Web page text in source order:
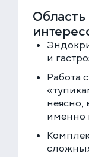
и
Работа
неясно,
именно
ЕДИНАЯ
+7 (499)
Закажите
15 минут